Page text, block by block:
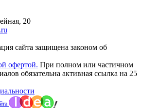
20
сайта защищена законом об
офертой. При полном или частичном
обязательна активная ссылка на 25